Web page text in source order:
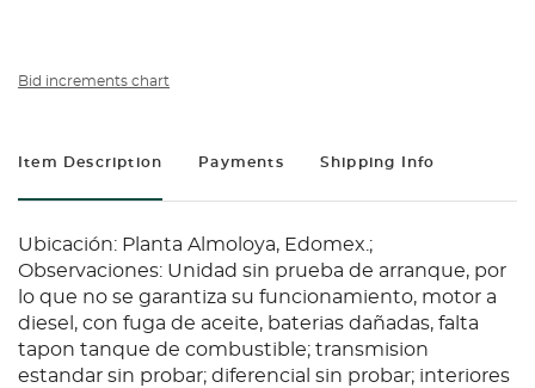
Bid increments chart
Item Description Payments Shipping Info
Ubicación: Planta Almoloya, Edomex.;
Observaciones: Unidad sin prueba de arranque, por
lo que no se garantiza su funcionamiento, motor a
diesel, con fuga de aceite, baterias dañadas, falta
tapon tanque de combustible; transmision
estandar sin probar; diferencial sin probar; interiores